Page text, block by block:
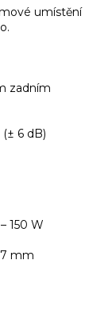
umístění
zadním
6 dB)
150 W
mm